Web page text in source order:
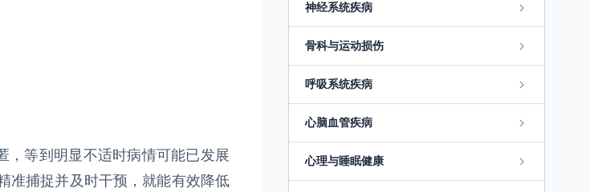
，等到明显不适时病情可能已发展
准捕捉并及时干预，就能有效降低
神经系统疾病
骨科与运动损伤
呼吸系统疾病
心脑血管疾病
心理与睡眠健康